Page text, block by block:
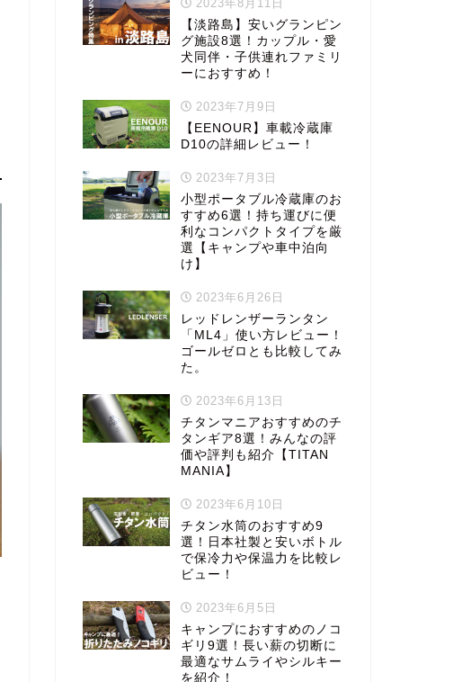
2023年8月11日
【淡路島】安いグランピン
グ施設8選！カップル・愛
犬同伴・子供連れファミリ
ーにおすすめ！
2023年7月9日
【EENOUR】車載冷蔵庫
D10の詳細レビュー！
2023年7月3日
小型ポータブル冷蔵庫のお
すすめ6選！持ち運びに便
利なコンパクトタイプを厳
選【キャンプや車中泊向
け】
2023年6月26日
レッドレンザーランタン
「ML4」使い方レビュー！
ゴールゼロとも比較してみ
た。
2023年6月13日
チタンマニアおすすめのチ
タンギア8選！みんなの評
価や評判も紹介【TITAN
MANIA】
2023年6月10日
チタン水筒のおすすめ9
選！日本社製と安いボトル
で保冷力や保温力を比較レ
ビュー！
2023年6月5日
キャンプにおすすめのノコ
ギリ9選！長い薪の切断に
最適なサムライやシルキー
を紹介！